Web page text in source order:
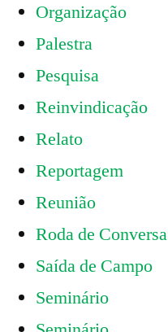
Organização
Palestra
Pesquisa
Reinvindicação
Relato
Reportagem
Reunião
Roda de Conversa
Saída de Campo
Seminário